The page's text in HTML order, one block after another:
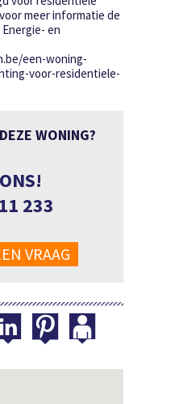
meer informatie de
en
een-woning-
voor-residentiele-
WONING?
233
VRAAG